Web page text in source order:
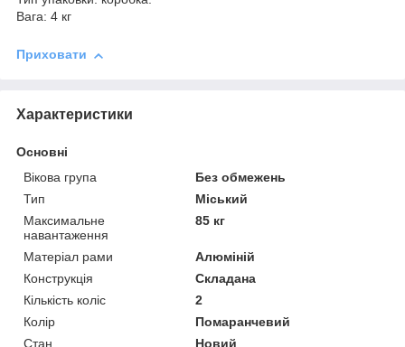
Вага: 4 кг
Приховати
Характеристики
Основні
Вікова група
Без обмежень
Тип
Міський
Максимальне
навантаження
85 кг
Матеріал рами
Алюміній
Конструкція
Складана
Кількість коліс
2
Колір
Помаранчевий
Стан
Новий